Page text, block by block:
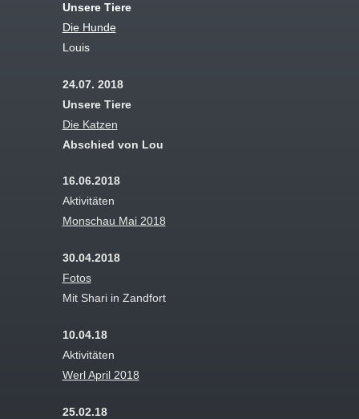
Unsere Tiere
Die Hunde
Louis
24.07. 2018
Unsere Tiere
Die Katzen
Abschied von Lou
16.06.2018
Aktivitäten
Monschau Mai 2018
30.04.2018
Fotos
Mit Shari in Zandfort
10.04.18
Aktivitäten
Werl April 2018
25.02.18